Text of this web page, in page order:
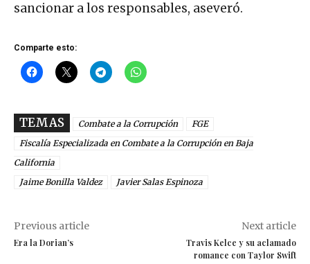
sancionar a los responsables, aseveró.
Comparte esto:
TEMAS Combate a la Corrupción
FGE
Fiscalía Especializada en Combate a la Corrupción en Baja
California
Jaime Bonilla Valdez
Javier Salas Espinoza
Previous article
Era la Dorian’s
Next article
Travis Kelce y su aclamado
romance con Taylor Swift